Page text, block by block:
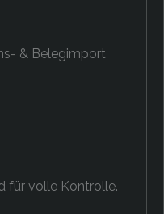
& Belegimport
für volle Kontrolle.